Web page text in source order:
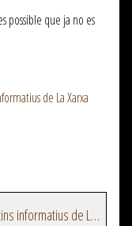
possible que ja no es
de La Xarxa
Veure més episodis del programa Butlletins informatius de La Xarxa